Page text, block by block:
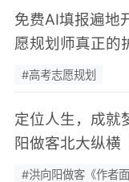
免费AI填报遍地
愿规划师真正的
数据，靠“人”
#高考志愿规划
定位人生，成
阳做客北大纵横
面》开展职业规
#洪向阳做客《作者面